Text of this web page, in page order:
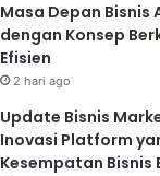
Masa Depan Bisnis
dengan Konsep
Efisien
2 hari ago
Update Bisnis
Inovasi Platform
Kesempatan Bisnis